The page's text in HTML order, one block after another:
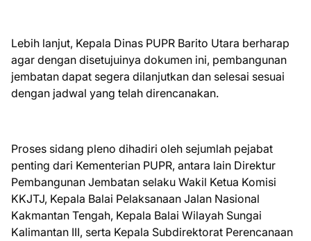
Lebih lanjut, Kepala Dinas PUPR Barito Utara berharap
agar dengan disetujuinya dokumen ini, pembangunan
jembatan dapat segera dilanjutkan dan selesai sesuai
dengan jadwal yang telah direncanakan.
Proses sidang pleno dihadiri oleh sejumlah pejabat
penting dari Kementerian PUPR, antara lain Direktur
Pembangunan Jembatan selaku Wakil Ketua Komisi
KKJTJ, Kepala Balai Pelaksanaan Jalan Nasional
Kakmantan Tengah, Kepala Balai Wilayah Sungai
Kalimantan III, serta Kepala Subdirektorat Perencanaan